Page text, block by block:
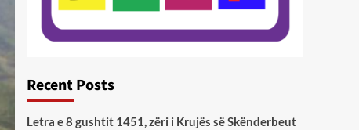
Recent Posts
Letra e 8 gushtit 1451, zëri i Krujës së Skënderbeut